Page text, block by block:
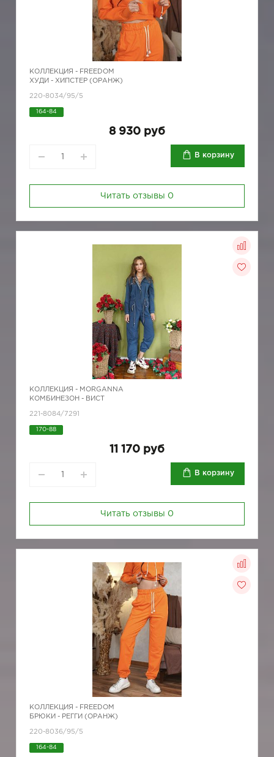
КОЛЛЕКЦИЯ - FREEDOM
ХУДИ - ХИПСТЕР (ОРАНЖ)
220-8034/95/5
164-84
8 930 руб
В корзину
Читать отзывы 0
КОЛЛЕКЦИЯ - MORGANNA
КОМБИНЕЗОН - ВИСТ
221-8084/7291
170-88
11 170 руб
В корзину
Читать отзывы 0
КОЛЛЕКЦИЯ - FREEDOM
БРЮКИ - РЕГГИ (ОРАНЖ)
220-8036/95/5
164-84